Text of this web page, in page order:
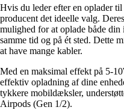
Hvis du leder efter en oplader
producent det ideelle valg.
mulighed for at oplade både
samme tid og på ét sted. Dette
at have mange kabler.
Med en maksimal effekt på 5-
effektiv opladning af dine
tykkere mobildæksler,
Airpods (Gen 1/2).